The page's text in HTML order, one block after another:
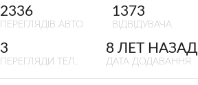
2336
ПЕРЕГЛЯДІВ АВТО
1373
ВІДВІДУВАЧА
3
ПЕРЕГЛЯДИ ТЕЛ.
8 ЛЕТ НАЗАД
ДАТА ДОДАВАННЯ